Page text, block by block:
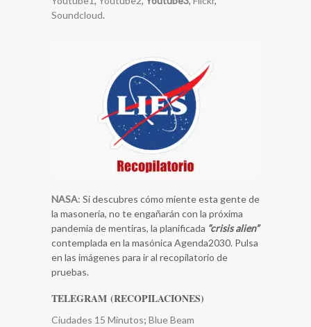
Soundcloud.
NASA: Si descubres cómo miente esta gente de
la masonería, no te engañarán con la próxima
pandemia de mentiras, la planificada “crisis alien”
contemplada en la masónica Agenda2030. Pulsa
en las imágenes para ir al recopilatorio de
pruebas.
TELEGRAM (RECOPILACIONES)
Ciudades 15 Minutos; Blue Beam